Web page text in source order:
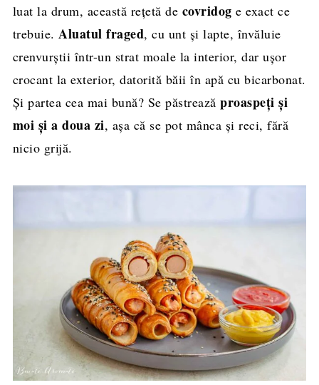
luat la drum, această rețetă de covridog e exact ce
trebuie. Aluatul fraged, cu unt și lapte, învăluie
crenvurștii într-un strat moale la interior, dar ușor
crocant la exterior, datorită băii în apă cu bicarbonat.
Și partea cea mai bună? Se păstreazăproaspeți și
moi și a doua zi, așa că se pot mânca și reci, fără
nicio grijă.